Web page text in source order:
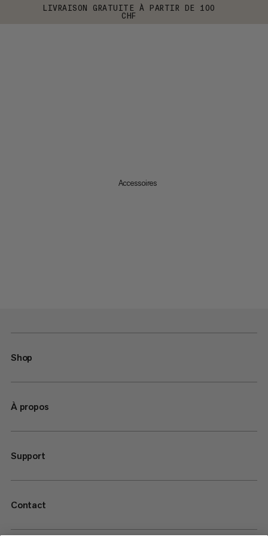
LIVRAISON GRATUITE À PARTIR DE 100
CHF
Accessoires
Shop
À propos
Support
Contact